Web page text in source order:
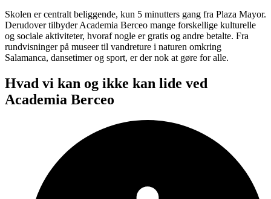
Skolen er centralt beliggende, kun 5 minutters gang fra Plaza Mayor.
Derudover tilbyder Academia Berceo mange forskellige kulturelle
og sociale aktiviteter, hvoraf nogle er gratis og andre betalte. Fra
rundvisninger på museer til vandreture i naturen omkring
Salamanca, dansetimer og sport, er der nok at gøre for alle.
Hvad vi kan og ikke kan lide ved
Academia Berceo